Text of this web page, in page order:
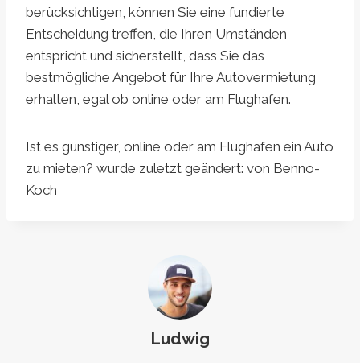
berücksichtigen, können Sie eine fundierte
Entscheidung treffen, die Ihren Umständen
entspricht und sicherstellt, dass Sie das
bestmögliche Angebot für Ihre Autovermietung
erhalten, egal ob online oder am Flughafen.
Ist es günstiger, online oder am Flughafen ein Auto
zu mieten? wurde zuletzt geändert: von Benno-
Koch
Ludwig